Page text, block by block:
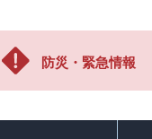
防災・緊急情報